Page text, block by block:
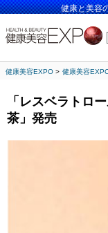
健康と美容
健康美容EXPO 健康美容
「レスベラトロ
茶」発売